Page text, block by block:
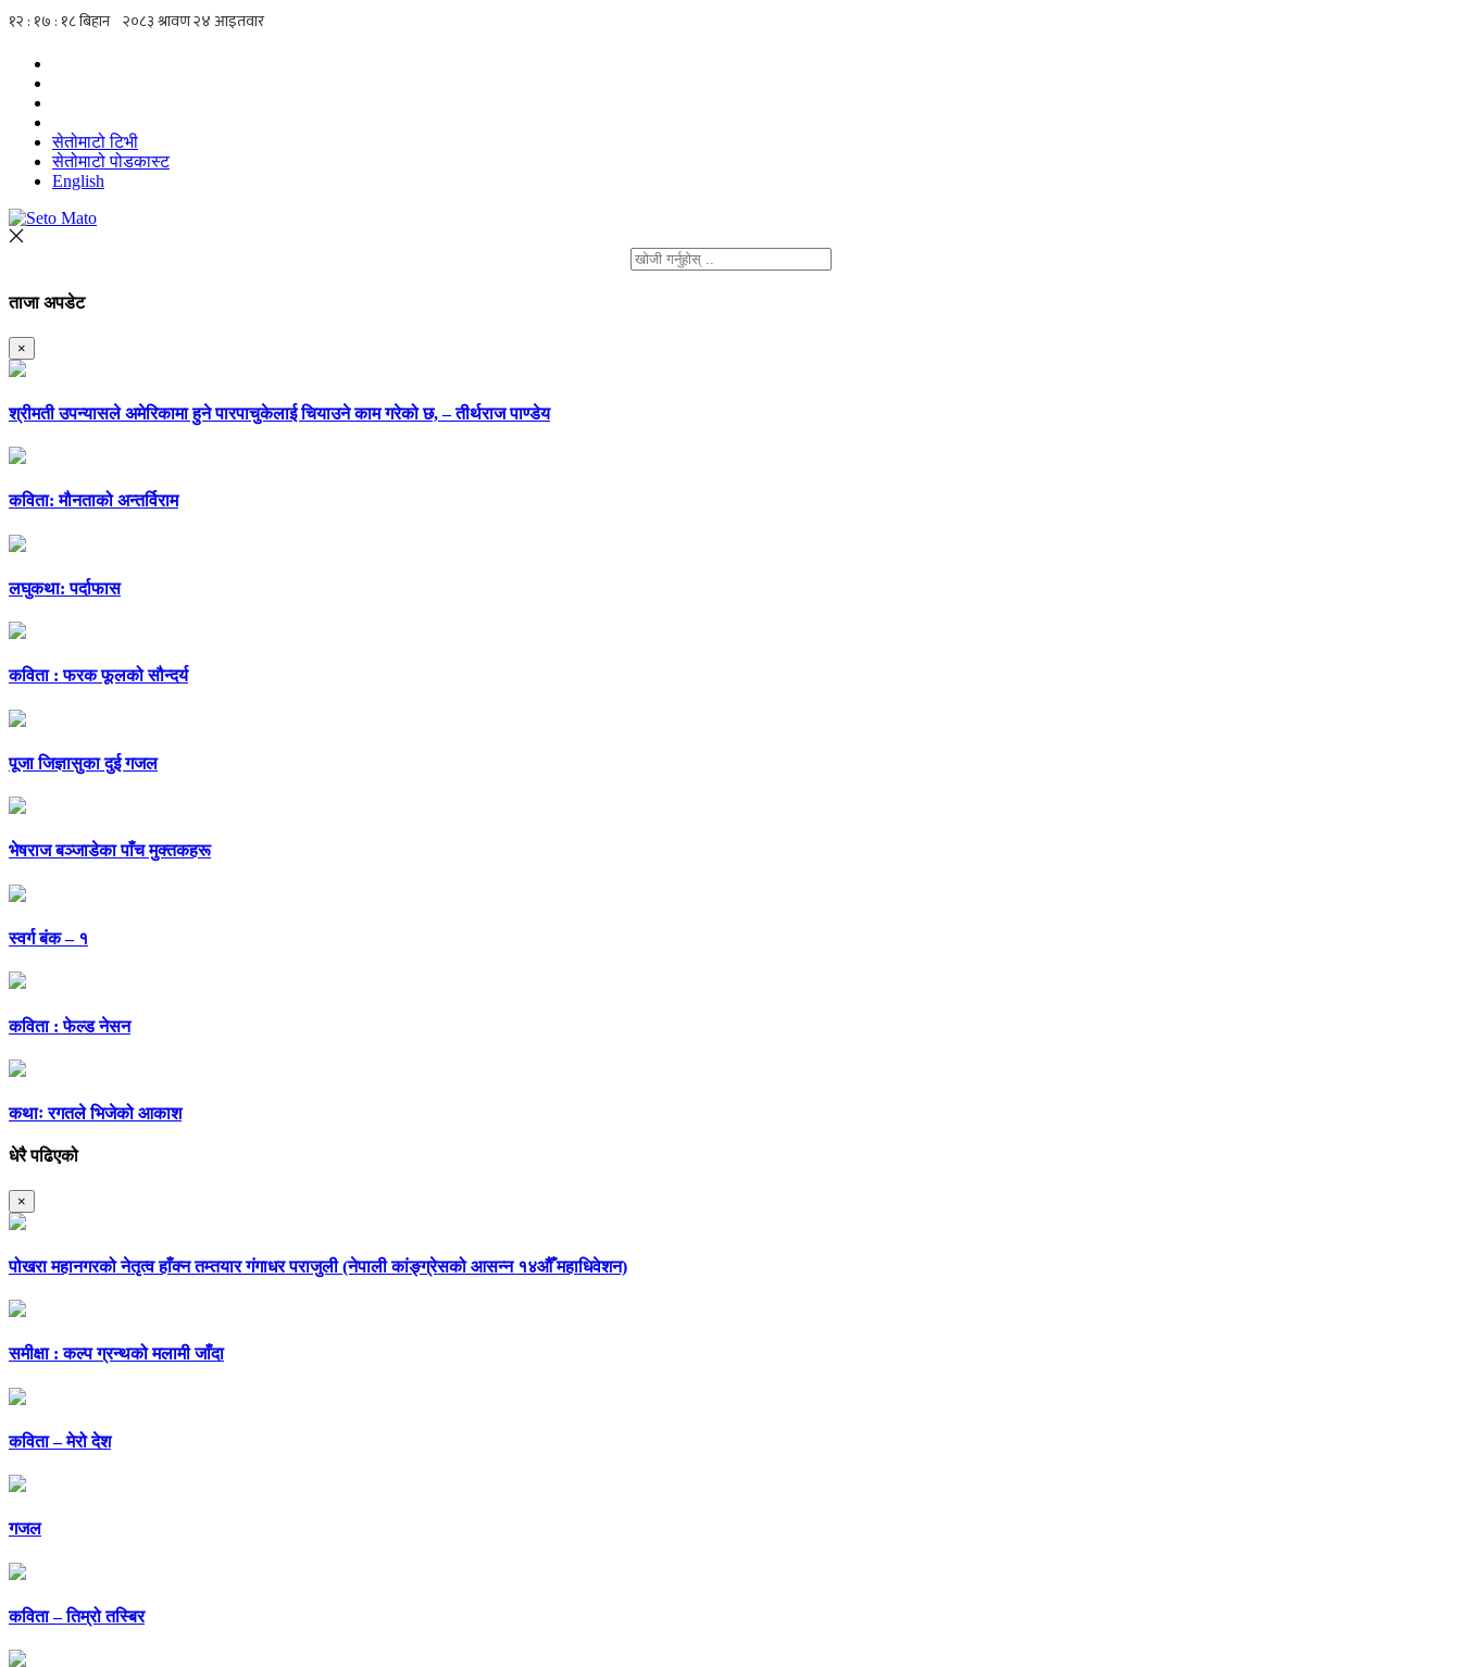
सेतोमाटो टिभी
सेतोमाटो पोडकास्ट
English
ताजा अपडेट
×
श्रीमती उपन्यासले अमेरिकामा हुने पारपाचुकेलाई चियाउने काम गरेको छ, – तीर्थराज पाण्डेय
कविता: मौनताको अन्तर्विराम
लघुकथा: पर्दाफास
कविता : फरक फूलको सौन्दर्य
पूजा जिज्ञासुका दुई गजल
भेषराज बञ्जाडेका पाँच मुक्तकहरू
स्वर्ग बंक – १
कविता : फेल्ड नेसन
कथाः रगतले भिजेको आकाश
धेरै पढिएको
×
पोखरा महानगरको नेतृत्व हाँक्न तम्तयार गंगाधर पराजुली (नेपाली कांङ्ग्रेसको आसन्न १४औँ महाधिवेशन)
समीक्षा : कल्प ग्रन्थको मलामी जाँदा
कविता – मेरो देश
गजल
कविता – तिम्रो तस्बिर